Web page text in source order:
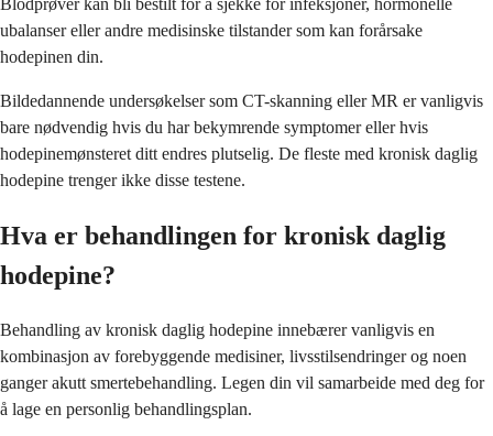
Blodprøver kan bli bestilt for å sjekke for infeksjoner, hormonelle
ubalanser eller andre medisinske tilstander som kan forårsake
hodepinen din.
Bildedannende undersøkelser som CT-skanning eller MR er vanligvis
bare nødvendig hvis du har bekymrende symptomer eller hvis
hodepinemønsteret ditt endres plutselig. De fleste med kronisk daglig
hodepine trenger ikke disse testene.
Hva er behandlingen for kronisk daglig
hodepine?
Behandling av kronisk daglig hodepine innebærer vanligvis en
kombinasjon av forebyggende medisiner, livsstilsendringer og noen
ganger akutt smertebehandling. Legen din vil samarbeide med deg for
å lage en personlig behandlingsplan.